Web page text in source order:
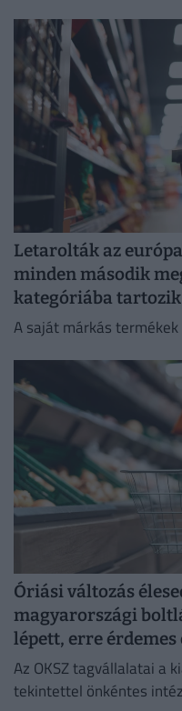
Letarolták az
minden második
kategóriába tartozik
A saját márkás
Óriási változás
magyarországi
lépett, erre
Az OKSZ tagvállalatai a
tekintettel önkéntes